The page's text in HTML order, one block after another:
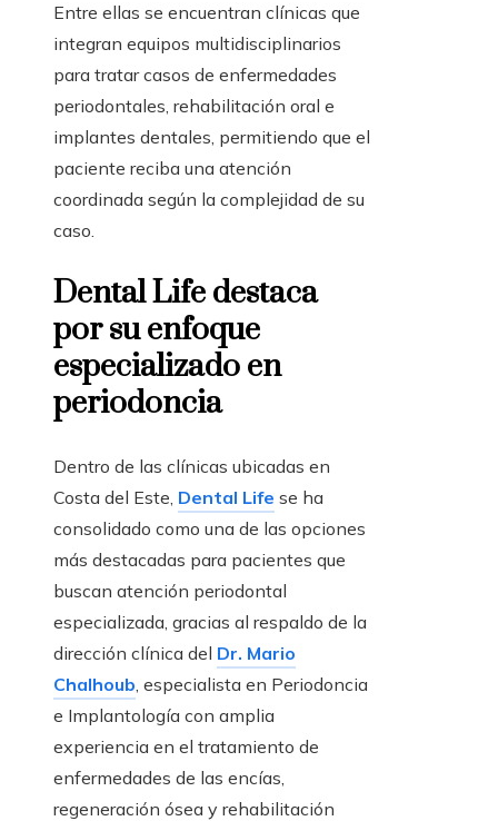
Entre ellas se encuentran clínicas que
integran equipos multidisciplinarios
para tratar casos de enfermedades
periodontales, rehabilitación oral e
implantes dentales, permitiendo que el
paciente reciba una atención
coordinada según la complejidad de su
caso.
Dental Life destaca
por su enfoque
especializado en
periodoncia
Dentro de las clínicas ubicadas en
Costa del Este, Dental Life se ha
consolidado como una de las opciones
más destacadas para pacientes que
buscan atención periodontal
especializada, gracias al respaldo de la
dirección clínica del Dr. Mario
Chalhoub, especialista en Periodoncia
e Implantología con amplia
experiencia en el tratamiento de
enfermedades de las encías,
regeneración ósea y rehabilitación